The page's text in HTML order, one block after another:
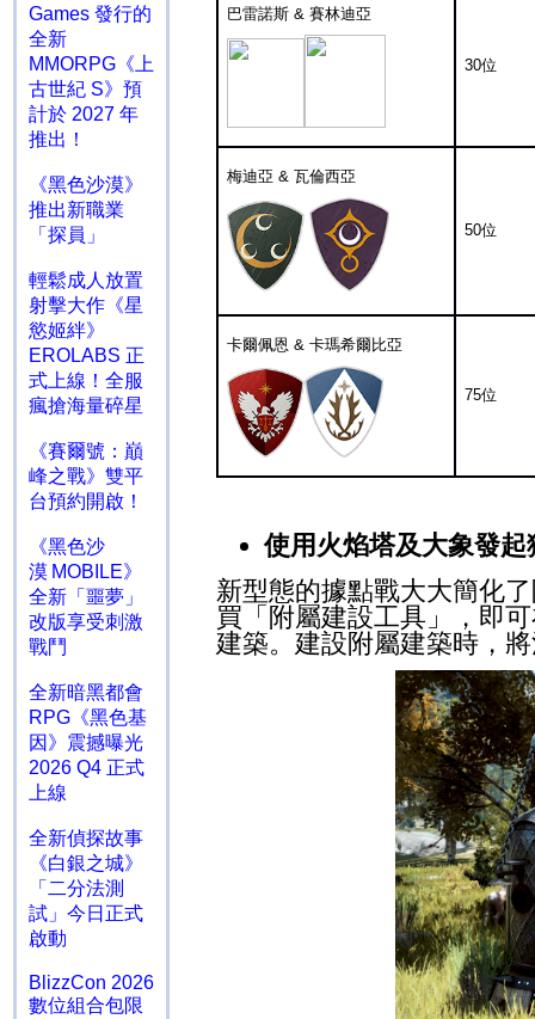
Games 發行的
全新
MMORPG《上
古世紀 S》預
計於 2027 年
推出！
《黑色沙漠》
推出新職業
「探員」
輕鬆成人放置
射擊大作《星
慾姬絆》
EROLABS 正
式上線！全服
瘋搶海量碎星
《賽爾號：巔
峰之戰》雙平
台預約開啟！
《黑色沙
漠 MOBILE》
全新「噩夢」
改版享受刺激
戰鬥
全新暗黑都會
RPG《黑色基
因》震撼曝光
2026 Q4 正式
上線
全新偵探故事
《白銀之城》
「二分法測
試」今日正式
啟動
BlizzCon 2026
數位組合包限
巴雷諾斯 & 賽林迪亞
30位
梅迪亞 & 瓦倫西亞
50位
卡爾佩恩 & 卡瑪希爾比亞
75位
使用火焰塔及大象發
新型態的據點戰大大簡化
買「附屬建設工具」，即
建築。建設附屬建築時，